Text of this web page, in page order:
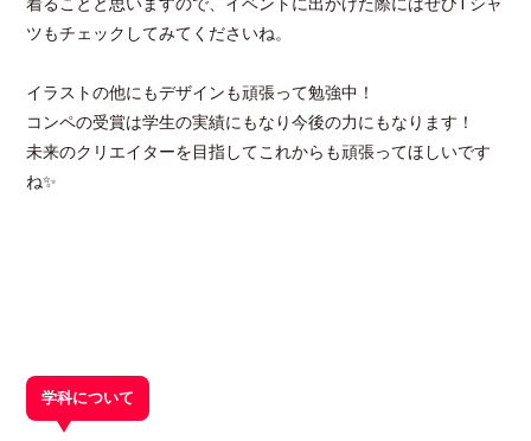
ツもチェックしてみてくださいね。
イラストの他にもデザインも頑張って勉強中！
コンペの受賞は学生の実績にもなり今後の力にもなります！
未来のクリエイターを目指してこれからも頑張ってほしいです
ね✨
学科について